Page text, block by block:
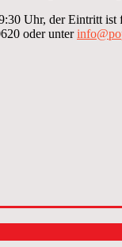
Uhr, der Eintritt ist
oder unter